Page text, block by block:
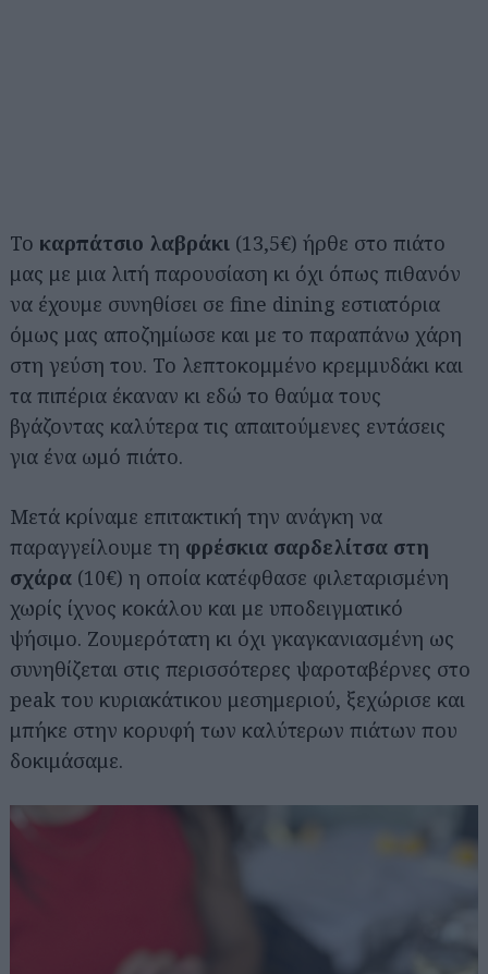
To καρπάτσιο λαβράκι (13,5€) ήρθε στο πιάτο
μας με μια λιτή παρουσίαση κι όχι όπως πιθανόν
να έχουμε συνηθίσει σε fine dining εστιατόρια
όμως μας αποζημίωσε και με το παραπάνω χάρη
στη γεύση του. Το λεπτοκομμένο κρεμμυδάκι και
τα πιπέρια έκαναν κι εδώ το θαύμα τους
βγάζοντας καλύτερα τις απαιτούμενες εντάσεις
για ένα ωμό πιάτο.
Μετά κρίναμε επιτακτική την ανάγκη να
παραγγείλουμε τη φρέσκια σαρδελίτσα στη
σχάρα (10€) η οποία κατέφθασε φιλεταρισμένη
χωρίς ίχνος κοκάλου και με υποδειγματικό
ψήσιμο. Ζουμερότατη κι όχι γκαγκανιασμένη ως
συνηθίζεται στις περισσότερες ψαροταβέρνες στο
peak του κυριακάτικου μεσημεριού, ξεχώρισε και
μπήκε στην κορυφή των καλύτερων πιάτων που
δοκιμάσαμε.